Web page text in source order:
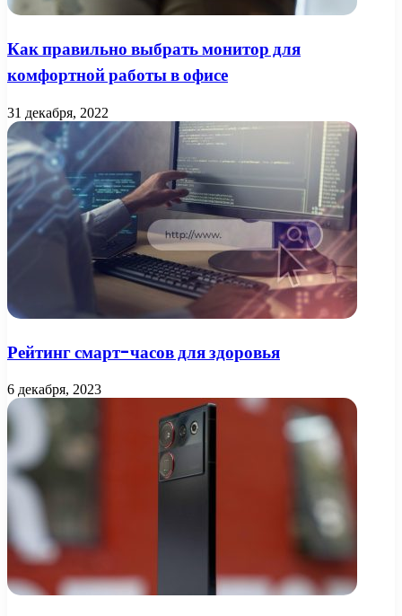
Как правильно выбрать монитор для
комфортной работы в офисе
31 декабря, 2022
Рейтинг смарт-часов для здоровья
6 декабря, 2023